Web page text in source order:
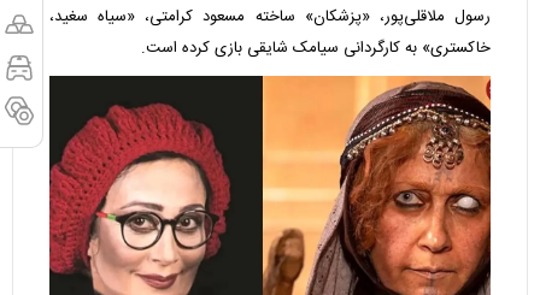
رسول ملاقلی‌پور، «پزشکان» ساخته مسعود کرامتی، «سیاه سغید،
خاکستری» به کارگردانی سیامک شایقی بازی کرده است.